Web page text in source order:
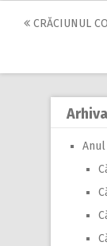
CRĂCIUNUL
Arhiva
Anul